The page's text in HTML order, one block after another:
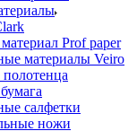
Prof paper
материалы Veiro
салфетки